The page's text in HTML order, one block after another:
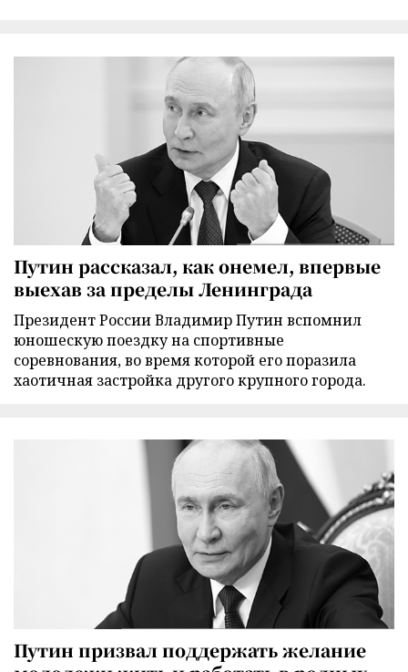
Путин рассказал, как онемел, впервые
выехав за пределы Ленинграда
Президент России Владимир Путин вспомнил
юношескую поездку на спортивные
соревнования, во время которой его поразила
хаотичная застройка другого крупного города.
Путин призвал поддержать желание